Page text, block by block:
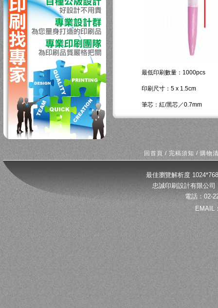
最低印刷數量：1000pcs
印刷尺寸：5 x 1.5cm
筆芯：紅/黑芯／0.7mm
回首頁 /完稿須知 /購物
最佳瀏覽解析度
忠誠印刷設計有限公
電話：02-
EMAIL